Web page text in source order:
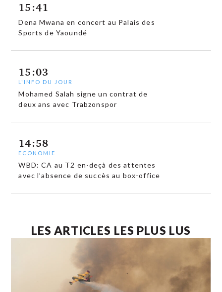
15:41
Dena Mwana en concert au Palais des
Sports de Yaoundé
15:03
L'INFO DU JOUR
Mohamed Salah signe un contrat de
deux ans avec Trabzonspor
14:58
ECONOMIE
WBD: CA au T2 en-deçà des attentes
avec l’absence de succès au box-office
LES ARTICLES LES PLUS LUS